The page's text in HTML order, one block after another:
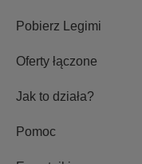
Pobierz Legimi
Oferty łączone
Jak to działa?
Pomoc